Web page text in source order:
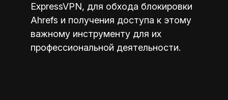
ExpressVPN, для обхода блокировки
Ahrefs и получения доступа к этому
важному инструменту для их
профессиональной деятельности.